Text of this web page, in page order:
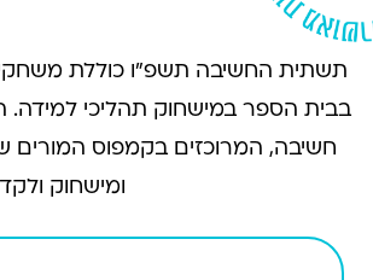
תשתית החשיבה תשפ"ו כוללת משחקים
בבית הספר במישחוק תהליכי למידה.
חשיבה, המרוכזים בקמפוס המורים
ומישחוק